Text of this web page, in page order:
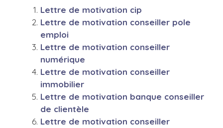
Lettre de motivation cip
Lettre de motivation conseiller pole
emploi
Lettre de motivation conseiller
numérique
Lettre de motivation conseiller
immobilier
Lettre de motivation banque conseiller
de clientèle
Lettre de motivation conseiller